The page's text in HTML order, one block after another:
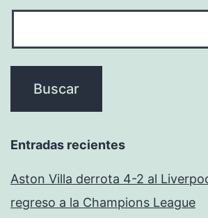
Entradas recientes
Aston Villa derrota 4-2 al
regreso a la Champions League